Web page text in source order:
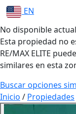
EN
No disponible
Esta propiedad no
RE/MAX ELITE
similares en esta
Buscar opciones
Inicio / Propiedades